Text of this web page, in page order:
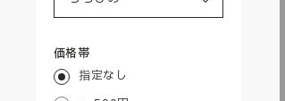
価格帯
指定なし